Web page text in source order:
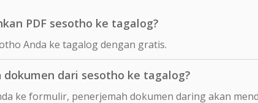
PDF sesotho ke tagalog?
Anda ke tagalog dengan gratis.
dari sesotho ke tagalog?
ke formulir, penerjemah dokumen daring akan